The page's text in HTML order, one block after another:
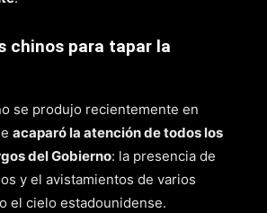
chinos para tapar la
se produjo recientemente en
acaparó la atención de todos los
del Gobierno: la presencia de
y el avistamientos de varios
el cielo estadounidense.